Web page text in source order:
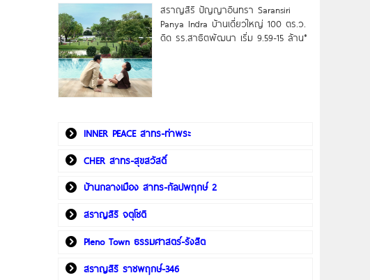
สราญสิริ ปัญญาอินทรา Saransiri
Panya Indra บ้านเดี่ยวใหญ่ 100 ตร.ว.
ดิด รร.สาธิตพัฒนา เริ่ม 9.59-15 ล้าน*
INNER PEACE สาทร-ท่าพระ
CHER สาทร-สุขสวัสดิ์
บ้านกลางเมือง สาทร-กัลปพฤกษ์ 2
สราญสิริ จตุโชติ
Pleno Town ธรรมศาสตร์-รังสิต
สราญสิริ ราชพฤกษ์-346